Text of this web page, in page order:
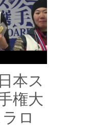
本ス
権大
ロ